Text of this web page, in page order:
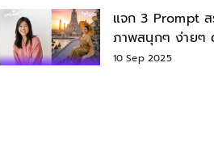
แจก 3 Prompt สร้าง
ภาพสนุกๆ ง่ายๆ ด้วย
Nano Banana ใน
10 Sep 2025